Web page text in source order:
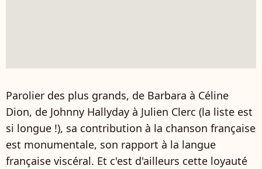
Parolier des plus grands, de Barbara à Céline
Dion, de Johnny Hallyday à Julien Clerc (la liste est
si longue !), sa contribution à la chanson française
est monumentale, son rapport à la langue
française viscéral. Et c'est d'ailleurs cette loyauté